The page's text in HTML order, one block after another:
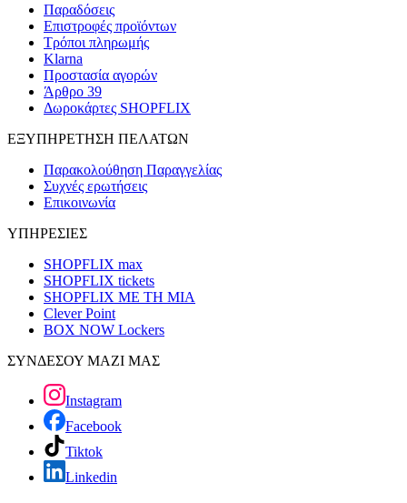
Παραδόσεις
Επιστροφές προϊόντων
Τρόποι πληρωμής
Klarna
Προστασία αγορών
Άρθρο 39
Δωροκάρτες SHOPFLIX
ΕΞΥΠΗΡΕΤΗΣΗ ΠΕΛΑΤΩΝ
Παρακολούθηση Παραγγελίας
Συχνές ερωτήσεις
Επικοινωνία
ΥΠΗΡΕΣΙΕΣ
SHOPFLIX max
SHOPFLIX tickets
SHOPFLIX ΜΕ ΤΗ ΜΙΑ
Clever Point
BOX NOW Lockers
ΣΥΝΔΕΣΟΥ ΜΑΖΙ ΜΑΣ
Instagram
Facebook
Tiktok
Linkedin